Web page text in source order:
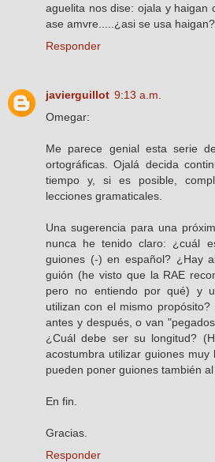
aguelita nos dise: ojala y haigan
ase amvre.....¿asi se usa
Responder
javierguillot 9:13 a.m.
Omegar:
Me parece genial esta serie
ortográficas. Ojalá decida
tiempo y, si es posible,
lecciones gramaticales.
Una sugerencia para una
nunca he tenido claro: ¿cuál
guiones (-) en español? ¿Hay
guión (he visto que la RAE
pero no entiendo por qué) y
utilizan con el mismo
antes y después, o van
¿Cuál debe ser su longitud?
acostumbra utilizar guiones muy
pueden poner guiones también
En fin.
Gracias.
Responder